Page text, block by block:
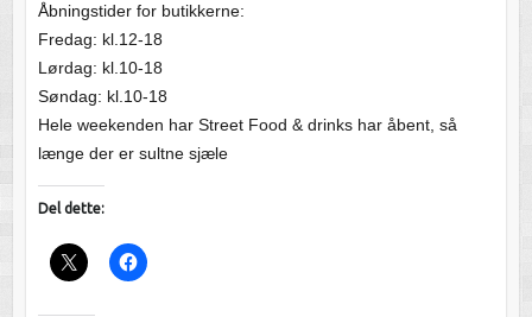
Åbningstider for butikkerne:
Fredag: kl.12-18
Lørdag: kl.10-18
Søndag: kl.10-18
Hele weekenden har Street Food & drinks har åbent, så
længe der er sultne sjæle
Del dette: